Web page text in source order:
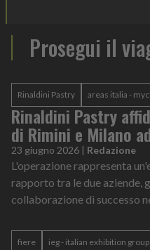
Prosegui il
Rinaldini Pastry areas italia -
Rinaldini Pastry
di Rimini e Milano
23 giugno 2026 | Redazione
L'operazione rappresenta
rapporto tra le due aziende,
collaborazione di successo
fiere ieg - italian exhibition group